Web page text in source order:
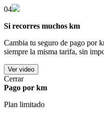
04
Si recorres muchos km
Cambia tu seguro de pago por
siempre la misma tarifa, sin
Ver video
Cerrar
Pago por km
Plan limitado